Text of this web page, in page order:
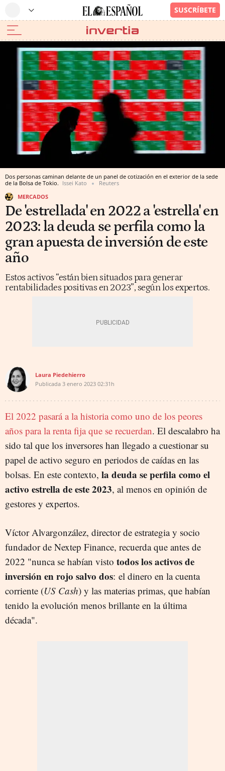
Dos personas caminan delante de un panel de cotización en el exterior de la sede
de la Bolsa de Tokio. Issei Kato
Reuters
MERCADOS
De 'estrellada' en 2022 a 'estrella' en
2023: la deuda se perfila como la
gran apuesta de inversión de este
año
Estos activos “están bien situados para generar
rentabilidades positivas en 2023”, según los expertos.
Laura Piedehierro
Publicada 3 enero 2023 02:31h
El 2022 pasará a la historia como uno de los peores
años para la renta fija que se recuerdan. El descalabro ha
sido tal que los inversores han llegado a cuestionar su
papel de activo seguro en periodos de caídas en las
bolsas. En este contexto, la deuda se perfila como el
activo estrella de este 2023, al menos en opinión de
gestores y expertos.
Víctor Alvargonzález, director de estrategia y socio
fundador de Nextep Finance, recuerda que antes de
2022 "nunca se habían visto todos los activos de
inversión en rojo salvo dos: el dinero en la cuenta
corriente (US Cash) y las materias primas, que habían
tenido la evolución menos brillante en la última
década".